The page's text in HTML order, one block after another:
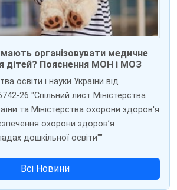
організовувати медичне
дітей? Пояснення МОН і МОЗ
освіти і науки України від
26 "Спільний лист Міністерства
та Міністерства охорони здоров'я
охорони здоров’я
дошкільної освіти""
Всі Новини